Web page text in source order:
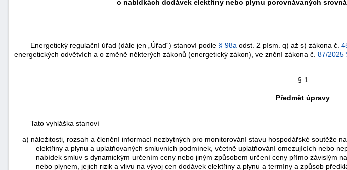
o nabídkách dodávek elektřiny nebo plynu porovnávaných
Energetický regulační úřad (dále jen „Úřad“) stanoví podle § 98a odst. 2 písm. q) až s) zákona č.
energetických odvětvích a o změně některých zákonů (energetický zákon), ve znění zákona č. 87/2025
§ 1
Předmět úpravy
Tato vyhláška stanoví
a) náležitosti, rozsah a členění informací nezbytných pro monitorování stavu hospodářské soutěže
elektřiny a plynu a uplatňovaných smluvních podmínek, včetně uplatňování omezujících nebo
nabídek smluv s dynamickým určením ceny nebo jiným způsobem určení ceny přímo závislým
nebo plynem, jejich rizik a vlivu na vývoj cen dodávek elektřiny a plynu a termíny a způsob